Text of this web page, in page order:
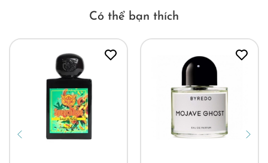
Có thể bạn thích